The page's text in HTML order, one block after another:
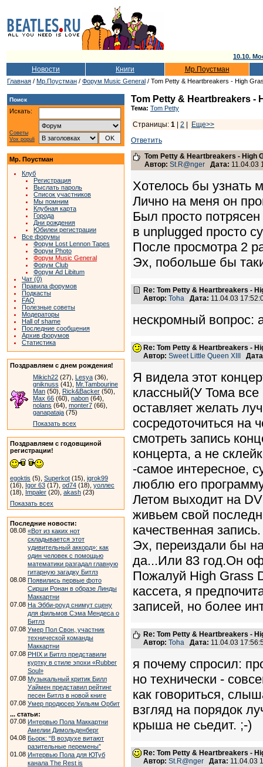
10.10.
Новости Книги Мр.Поустман
Главная / Мр.Поустман / Форум Music General / Tom Petty & Heartbreakers - High
Поиск
Искать:
Советы
Vox populi
Мр. Поустман
Клуб
Регистрация
Выслать пароль
Список участников
Мы помним
Клубная карта
Города
Дни рождения
Юбилеи регистрации
Все форумы
Форум Lost Lennon Tapes
Форум Photo
Форум Music General
Форум Club
Форум Ad Libitum
Чат (0)
Правила форумов
Подкасты
FAQ
Полезные советы
Модераторы
Hall of shame
Последние сообщения
Архив форумов
Статистика
Поздравляем с днем рождения!
Mikich22 (27), Lesya (36),
gniknuss (41), Mr.Tambourine
Man (50), Rick&Backer (50),
Max 66 (60), nabon (64),
nolans (64), monter7 (66),
ganapataja (75)
Показать всех
Поздравляем с годовщиной
регистрации!
egoktis (5), Superkot (15), igrok99
(16), Igor 63 (17), od74 (18), уоллес
(18), Impaler (20), akash (23)
Показать всех
Последние новости:
08.08 «Вот из каких нот
складывается этот
удивительный аккорд»: как
один человек с помощью
математики разгадал главную
гитарную загадку Битлз
08.08 Появились первые фото
Сирши Ронан в образе Линды
Маккартни
07.08 На Эбби-роуд снимут сцену
для фильмов Сэма Мендеса о
Битлз
07.08 Умер Пол Свон, участник
технической команды
Маккартни
07.08 PHIX и Битлз представили
куртку в стиле эпохи «Rubber
Soul»
07.08 Музыкальный критик Билл
Уаймен представил рейтинг
песен Битлз в новой книге
07.08 Умер продюсер Уильям Орбит
... статьи:
07.08 Интервью Пола Маккартни
Амелии Димольденберг
04.08 Бьорк: “В воздухе витают
разительные перемены”
01.08 Интервью Пола для ЮТуб
канала The Rest is
Tom Petty & Heartbreakers -
Тема: Tom Petty
Страницы: 1 2
Еще>>
Ответить
Tom Petty & Heartbreakers - High
Автор: St.R@nger Дата: 11.04.03
Хотелось бы узнать
Лично на меня он
Был просто
в unplugged просто
После просмотра 2
Эх, побольше бы
Re: Tom Petty & Heartbreakers -
Автор: Toha Дата: 11.04.03
нескромный вопрос:
Re: Tom Petty & Heartbreakers -
Автор: Sweet Little Queen XIII
Я видела этот
классный(У Тома
оставляет желать
сосредоточиться на
смотреть запись
концерта, а не
-самое интересное,
люблю его
Летом выходит на
живьем свой
качественная запись.
Эх, переиздали бы
да...Или 83 год.Он
Пожалуй High Grass
кассета, я
записей, но более
Re: Tom Petty & Heartbreakers -
Автор: Toha Дата: 11.04.03
я почему спросил:
но технически -
как говориться,
взгляд на порядок
крыша не сьедит. ;-)
Re: Tom Petty & Heartbreakers -
Автор: St.R@nger Дата: 11.04.03